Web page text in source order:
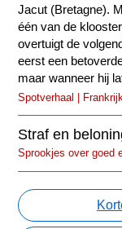
Jacut (Bretagne).
één van de
overtuigt de
eerst een
maar wanneer hij
Spotverhaal |
Straf en
Sprookjes over goed